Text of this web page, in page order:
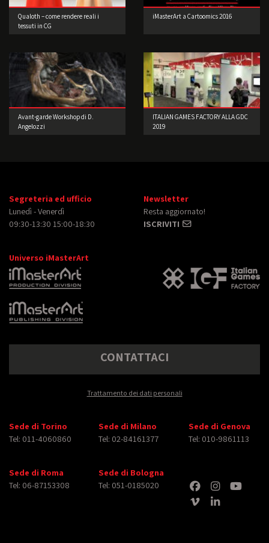
Qualoth – come rendere reali i
tessuti in CG
iMasterArt a Cartoomics 2016
Avant-garde Workshop di D.
Angelozzi
ITALIAN GAMES FACTORY ALLA GDC
2019
Segreteria ed ufficio
Lunedì - Venerdì
09:30-13:30 15:00-18:30
Newsletter
Resta aggiornato!
ISCRIVITI
Universo iMasterArt
CONTATTACI
Trattamento dei dati personali
Sede di Torino
Tel: 011-4060860
Sede di Milano
Tel: 02-84161377
Sede di Genova
Tel: 010-9861113
Sede di Roma
Tel: 06-87153308
Sede di Bologna
Tel: 051-0185020